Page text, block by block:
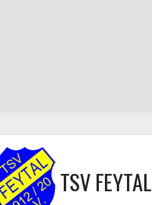
TSV FEYTAL